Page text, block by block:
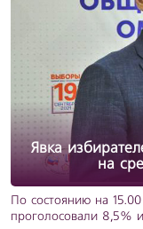
Явка
на
По состоянию на
проголосовали 8,5%